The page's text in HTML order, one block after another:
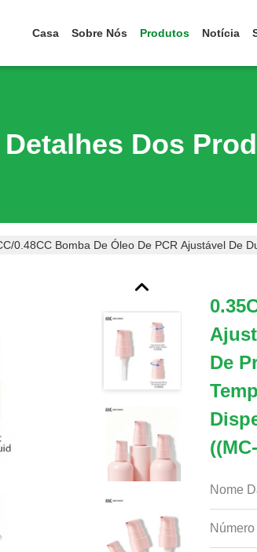
Casa Sobre Nós Produtos Notícia
Detalhes Dos
0.48CC Bomba De Óleo De PCR Ajustável De
De
Nome